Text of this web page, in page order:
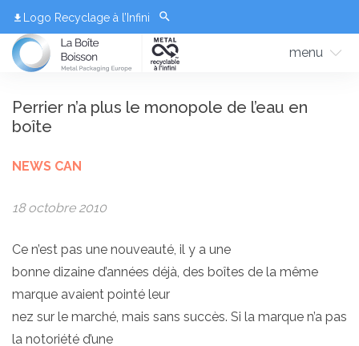
Logo Recyclage à l’Infini
menu
Perrier n’a plus le monopole de l’eau en
boîte
NEWS CAN
18 octobre 2010
Ce n’est pas une nouveauté, il y a une
bonne dizaine d’années déjà, des boîtes de la même
marque avaient pointé leur
nez sur le marché, mais sans succès. Si la marque n’a pas
la notoriété d’une